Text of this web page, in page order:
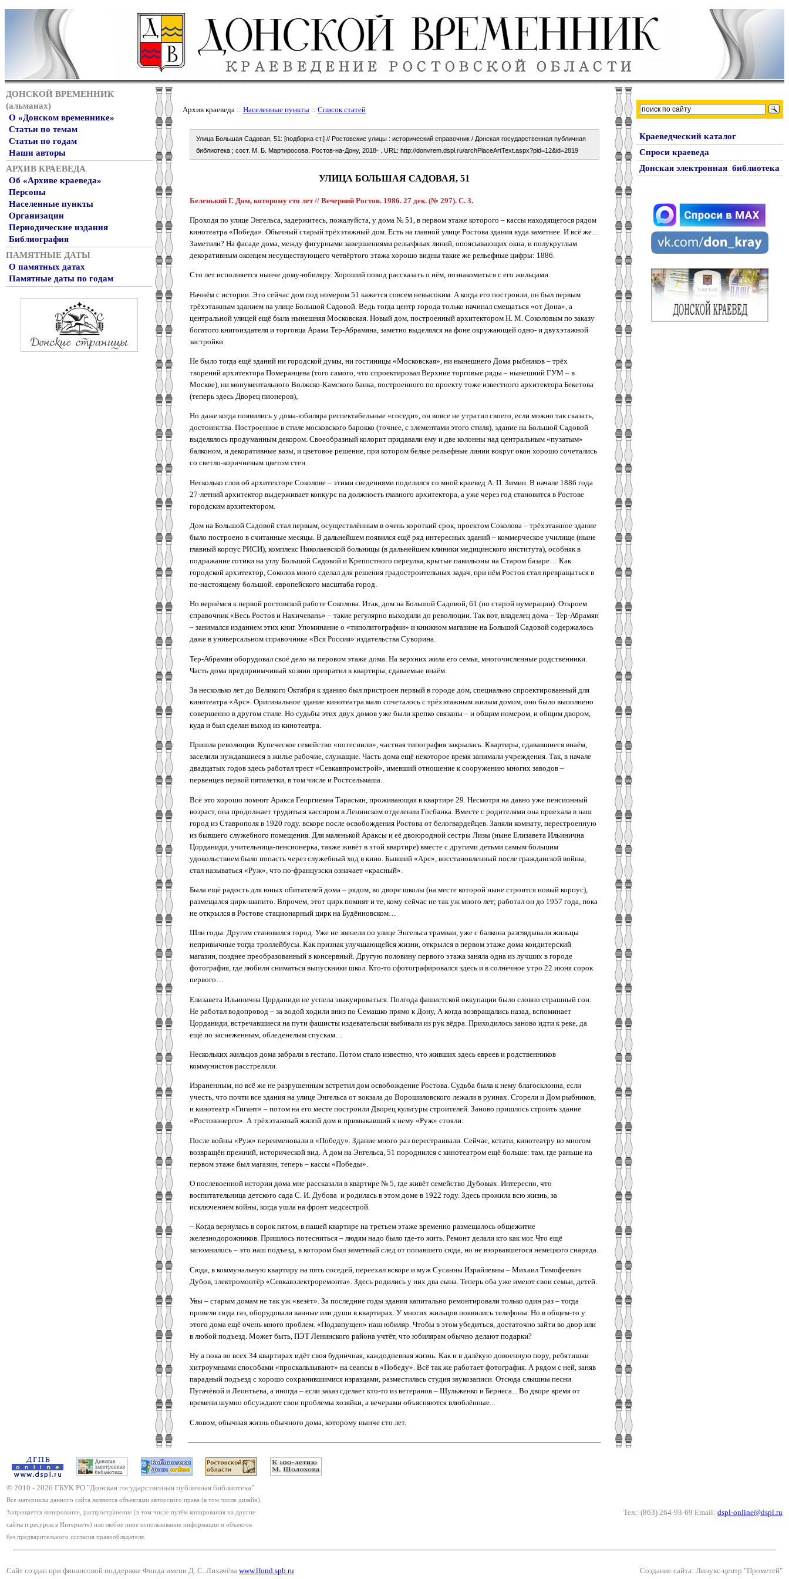
ДОНСКОЙ ВРЕМЕННИК
(альманах)
О «Донском временнике»
Статьи по темам
Статьи по годам
Наши авторы
АРХИВ КРАЕВЕДА
Об «Архиве краеведа»
Персоны
Населенные пункты
Организации
Периодические издания
Библиография
ПАМЯТНЫЕ ДАТЫ
О памятных датах
Памятные даты по годам
Архив краеведа :: Населенные пункты :: Список статей
Улица Большая Садовая, 51: [подборка ст.] // Ростовские улицы : исторический справочник / Донская государственная публичная
библиотека ; сост. М. Б. Мартиросова. Ростов-на-Дону, 2018- . URL: http://donvrem.dspl.ru/archPlaceArtText.aspx?pid=12&id=2819
УЛИЦА БОЛЬШАЯ САДОВАЯ, 51
Беленький Г. Дом, которому сто лет // Вечерний Ростов. 1986. 27 дек. (№ 297). С. 3.
Проходя по улице Энгельса, задержитесь, пожалуйста, у дома № 51, в первом этаже которого – кассы находящегося рядом
кинотеатра «Победа». Обычный старый трёхэтажный дом. Есть на главной улице Ростова здания куда заметнее. И всё же…
Заметили? На фасаде дома, между фигурными завершениями рельефных линий, опоясывающих окна, и полукруглым
декоративным оконцем несуществующего четвёртого этажа хорошо видны такие же рельефные цифры: 1886.
Сто лет исполняется нынче дому-юбиляру. Хороший повод рассказать о нём, познакомиться с его жильцами.
Начнём с истории. Это сейчас дом под номером 51 кажется совсем невысоким. А когда его построили, он был первым
трёхэтажным зданием на улице Большой Садовой. Ведь тогда центр города только начинал смещаться «от Дона», а
центральной улицей ещё была нынешняя Московская. Новый дом, построенный архитектором Н. М. Соколовым по заказу
богатого книгоиздателя и торговца Арама Тер-Абрамяна, заметно выделялся на фоне окружающей одно- и двухэтажной
застройки.
Не было тогда ещё зданий ни городской думы, ни гостиницы «Московская», ни нынешнего Дома рыбников – трёх
творений архитектора Померанцева (того самого, что спроектировал Верхние торговые ряды – нынешний ГУМ – в
Москве), ни монументального Волжско-Камского банка, построенного по проекту тоже известного архитектора Бекетова
(теперь здесь Дворец пионеров),
Но даже когда появились у дома-юбиляра респектабельные «соседи», он вовсе не утратил своего, если можно так сказать,
достоинства. Построенное в стиле московского барокко (точнее, с элементами этого стиля), здание на Большой Садовой
выделялось продуманным декором. Своеобразный колорит придавали ему и две колонны над центральным «пузатым»
балконом, и декоративные вазы, и цветовое решение, при котором белые рельефные линии вокруг окон хорошо сочетались
со светло-коричневым цветом стен.
Несколько слов об архитекторе Соколове – этими сведениями поделился со мной краевед А. П. Зимин. В начале 1886 года
27-летний архитектор выдерживает конкурс на должность главного архитектора, а уже через год становится в Ростове
городским архитектором.
Дом на Большой Садовой стал первым, осуществлённым в очень короткий срок, проектом Соколова – трёхэтажное здание
было построено в считанные месяцы. В дальнейшем появился ещё ряд интересных зданий – коммерческое училище (ныне
главный корпус РИСИ), комплекс Николаевской больницы (в дальнейшем клиники медицинского института), особняк в
подражание готики на углу Большой Садовой и Крепостного переулка, крытые павильоны на Старом базаре… Как
городской архитектор, Соколов много сделал для решения градостроительных задач, при нём Ростов стал превращаться в
по-настоящему большой. европейского масштаба город.
Но вернёмся к первой ростовской работе Соколова. Итак, дом на Большой Садовой, 61 (по старой нумерации). Откроем
справочник «Весь Ростов и Нахичевань» – такие регулярно выходили до революции. Так вот, владелец дома – Тер-Абрамян
– занимался изданием этих книг. Упоминание о «типолитографии» и книжном магазине на Большой Садовой содержалось
даже в универсальном справочнике «Вся Россия» издательства Суворина.
Тер-Абрамян оборудовал своё дело на перовом этаже дома. На верхних жила его семья, многочисленные родственники.
Часть дома предприимчивый хозяин превратил в квартиры, сдаваемые внаём.
За несколько лет до Великого Октября к зданию был пристроен первый в городе дом, специально спроектированный для
кинотеатра «Арс». Оригинальное здание кинотеатра мало сочеталось с трёхэтажным жилым домом, оно было выполнено
совершенно в другом стиле. Но судьбы этих двух домов уже были крепко связаны – и общим номером, и общим двором,
куда и был сделан выход из кинотеатра.
Пришла революция. Купеческое семейство «потеснили», частная типография закрылась. Квартиры, сдававшиеся внаём,
заселили нуждавшиеся в жилье рабочие, служащие. Часть дома ещё некоторое время занимали учреждения. Так, в начале
двадцатых годов здесь работал трест «Севкавпромстрой», имевший отношение к сооружению многих заводов –
первенцев первой пятилетки, в том числе и Ростсельмаша.
Всё это хорошо помнит Аракса Георгиевна Тарасьян, проживающая в квартире 29. Несмотря на давно уже пенсионный
возраст, она продолжает трудиться кассиром в Ленинском отделении Госбанка. Вместе с родителями она приехала в наш
город из Ставрополя в 1920 году. вскоре после освобождения Ростова от белогвардейцев. Заняли комнату, перестроенную
из бывшего служебного помещения. Для маленькой Араксы и её двоюродной сестры Лизы (ныне Елизавета Ильинична
Цорданиди, учительница-пенсионерка, также живёт в этой квартире) вместе с другими детьми самым большим
удовольствием было попасть через служебный ход в кино. Бывший «Арс», восстановленный после гражданской войны,
стал называться «Руж», что по-французски означает «красный».
Была ещё радость для юных обитателей дома – рядом, во дворе школы (на месте которой ныне строится новый корпус),
размещался цирк-шапито. Впрочем, этот цирк помнят и те, кому сейчас не так уж много лет; работал он до 1957 года, пока
не открылся в Ростове стационарный цирк на Будённовском…
Шли годы. Другим становился город. Уже не звенели по улице Энгельса трамваи, уже с балкона разглядывали жильцы
непривычные тогда троллейбусы. Как признак улучшающейся жизни, открылся в первом этаже дома кондитерский
магазин, позднее преобразованный в консервный. Другую половину первого этажа заняла одна из лучших в городе
фотография, где любили сниматься выпускники школ. Кто-то сфотографировался здесь и в солнечное утро 22 июня сорок
первого…
Елизавета Ильинична Цорданиди не успела эвакуироваться. Полгода фашистской оккупации было словно страшный сон.
Не работал водопровод – за водой ходили вниз по Семашко прямо к Дону, А когда возвращались назад, вспоминает
Цорданиди, встречавшиеся на пути фашисты издевательски выбивали из рук вёдра. Приходилось заново идти к реке, да
ещё по заснеженным, обледенелым спускам…
Нескольких жильцов дома забрали в гестапо. Потом стало известно, что живших здесь евреев и родственников
коммунистов расстреляли.
Израненным, но всё же не разрушенным встретил дом освобождение Ростова. Судьба была к нему благосклонна, если
учесть, что почти все здания на улице Энгельса от вокзала до Ворошиловского лежали в руинах. Сгорели и Дом рыбников,
и кинотеатр «Гигант» – потом на его месте построили Дворец культуры строителей. Заново пришлось строить здание
«Ростовэнерго». А трёхэтажный жилой дом и примыкавший к нему «Руж» стояли.
После войны «Руж» переименовали в «Победу». Здание много раз перестраивали. Сейчас, кстати, кинотеатру во многом
возвращён прежний, исторической вид. А дом на Энгельса, 51 породнился с кинотеатром ещё больше: там, где раньше на
первом этаже был магазин, теперь – кассы «Победы».
О послевоенной истории дома мне рассказали в квартире № 5, где живёт семейство Дубовых. Интересно, что
воспитательница детского сада С. И. Дубова и родилась в этом доме в 1922 году. Здесь прожила всю жизнь, за
исключением войны, когда ушла на фронт медсестрой.
– Когда вернулась в сорок пятом, в нашей квартире на третьем этаже временно размещалось общежитие
железнодорожников. Пришлось потесниться – людям надо было где-то жить. Ремонт делали кто как мог. Что ещё
запомнилось – это наш подъезд, в котором был заметный след от попавшего сюда, но не взорвавшегося немецкого снаряда.
Сюда, в коммунальную квартиру на пять соседей, переехал вскоре и муж Сусанны Израйлевны – Михаил Тимофеевич
Дубов, электромонтёр «Севкавэлектроремонта». Здесь родились у них два сына. Теперь оба уже имеют свои семьи, детей.
Увы – старым домам не так уж «везёт». За последние годы здания капитально ремонтировали только один раз – тогда
провели сюда газ, оборудовали ванные или души в квартирах. У многих жильцов появились телефоны. Но в общем-то у
этого дома ещё очень много проблем. «Подзапущен» наш юбиляр. Чтобы в этом убедиться, достаточно зайти во двор или
в любой подъезд. Может быть, ПЭТ Ленинского района учтёт, что юбилярам обычно делают подарки?
Ну а пока во всех 34 квартирах идёт своя будничная, каждодневная жизнь. Как и в далёкую довоенную пору, ребятишки
хитроумными способами «проскальзывают» на сеансы в «Победу». Всё так же работает фотография. А рядом с ней, заняв
парадный подъезд с хорошо сохранившимися изразцами, разместилась студия звукозаписи. Отсюда слышны песни
Пугачёвой и Леонтьева, а иногда – если заказ сделает кто-то из ветеранов – Шульженко и Бернеса... Во дворе время от
времени шумно обсуждают свои проблемы хозяйки, а вечерами объясняются влюблённые...
Словом, обычная жизнь обычного дома, которому нынче сто лет.
Краеведческий каталог
Спроси краеведа
Донская электронная библиотека
© 2010 - 2026 ГБУК РО "Донская государственная публичная библиотека"
Все материалы данного сайта являются объектами авторского права (в том числе дизайн).
Запрещается копирование, распространение (в том числе путём копирования на другие
сайты и ресурсы в Интернете) или любое иное использование информации и объектов
без предварительного согласия правообладателя.
Тел.: (863) 264-93-69 Email: dspl-online@dspl.ru
Сайт создан при финансовой поддержке Фонда имени Д. С. Лихачёва www.lfond.spb.ru Создание сайта: Линукс-центр "Прометей"